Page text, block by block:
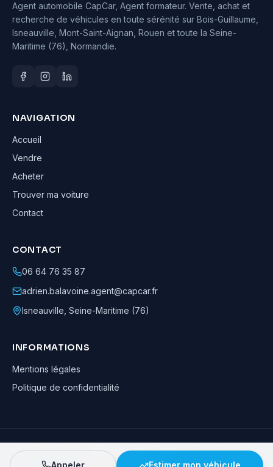
Agent automobile CapCar, Agent formateur. Vente, achat et
recherche de véhicules en toute sérénité sur Bois-Guillaume,
Isneauville, Mont-Saint-Aignan, Rouen et toute la Seine-
Maritime (76), Normandie.
NAVIGATION
Accueil
Vendre
Acheter
Trouver ma voiture
Contact
CONTACT
06 64 76 35 87
adrien.balavoine.agent@capcar.fr
Isneauville Seine-Maritime (76)
INFORMATIONS
Mentions légales
Politique de confidentialité
Adrien Balavoine—Agent automobile CapCar, Agent formateur· ©
· Tous droits réservés
Appeler Estimer mon véhicule